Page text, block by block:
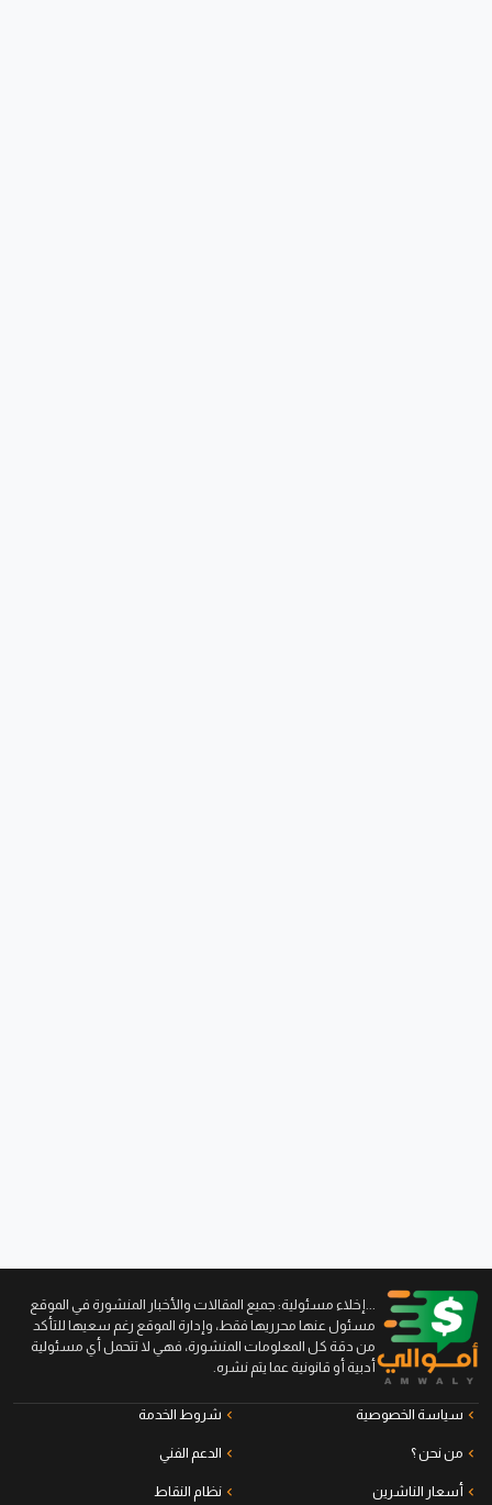
...إخلاء مسئولية: جميع المقالات والأخبار المنشورة في الموقع
مسئول عنها محرريها فقط، وإدارة الموقع رغم سعيها للتأكد
من دقة كل المعلومات المنشورة، فهي لا تتحمل أي مسئولية
أدبية أو قانونية عما يتم نشره.
سياسة الخصوصية شروط الخدمة
من نحن ؟ الدعم الفني
أسعار الناشرين نظام النقاط